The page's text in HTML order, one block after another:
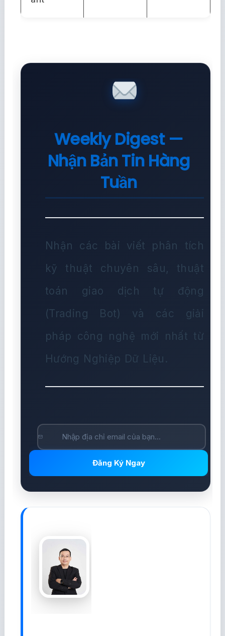
Weekly Digest —
Nhận Bản Tin Hàng
Tuần
Nhận các bài viết phân tích
kỹ thuật chuyên sâu, thuật
toán giao dịch tự động
(Trading Bot) và các giải
pháp công nghệ mới nhất từ
Hướng Nghiệp Dữ Liệu.
Đăng Ký Ngay